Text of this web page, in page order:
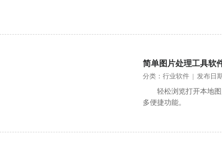
简单图片处理工具软
分类：行业软件 | 发布日
轻松浏览打开本地
多便捷功能。